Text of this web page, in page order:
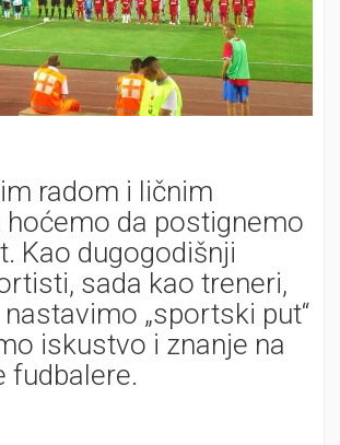
radom i ličnim
da postignemo
Kao dugogodišnji
sada kao treneri,
„sportski put“
iskustvo i znanje na
fudbalere.